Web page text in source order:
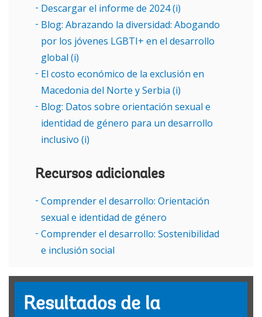
Descargar el informe de 2024 (i)
Blog: Abrazando la diversidad: Abogando
por los jóvenes LGBTI+ en el desarrollo
global (i)
El costo económico de la exclusión en
Macedonia del Norte y Serbia (i)
Blog: Datos sobre orientación sexual e
identidad de género para un desarrollo
inclusivo (i)
Recursos adicionales
Comprender el desarrollo: Orientación
sexual e identidad de género
Comprender el desarrollo: Sostenibilidad
e inclusión social
Resultados de la